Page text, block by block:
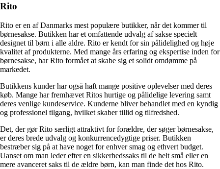
Rito
Rito er en af Danmarks mest populære butikker, når det kommer til
børnesakse. Butikken har et omfattende udvalg af sakse specielt
designet til børn i alle aldre. Rito er kendt for sin pålidelighed og høje
kvalitet af produkterne. Med mange års erfaring og ekspertise inden for
børnesakse, har Rito formået at skabe sig et solidt omdømme på
markedet.
Butikkens kunder har også haft mange positive oplevelser med deres
køb. Mange har fremhævet Ritos hurtige og pålidelige levering samt
deres venlige kundeservice. Kunderne bliver behandlet med en kyndig
og professionel tilgang, hvilket skaber tillid og tilfredshed.
Det, der gør Rito særligt attraktivt for forældre, der søger børnesakse,
er deres brede udvalg og konkurrencedygtige priser. Butikken
bestræber sig på at have noget for enhver smag og ethvert budget.
Uanset om man leder efter en sikkerhedssaks til de helt små eller en
mere avanceret saks til de ældre børn, kan man finde det hos Rito.